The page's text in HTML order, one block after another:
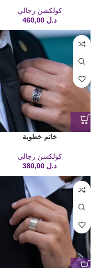
كولكشن رجالي
د.ل
خاتم خطوبة
كولكشن رجالي
د.ل